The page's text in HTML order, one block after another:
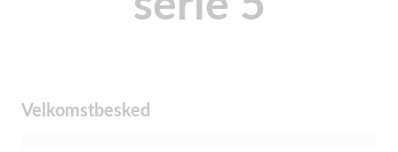
Velkomstbesked